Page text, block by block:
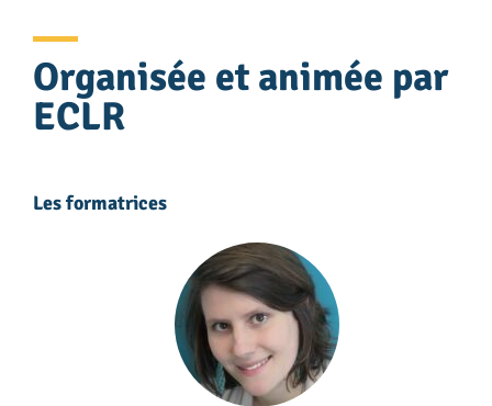
Organisée et animée par
ECLR
Les formatrices